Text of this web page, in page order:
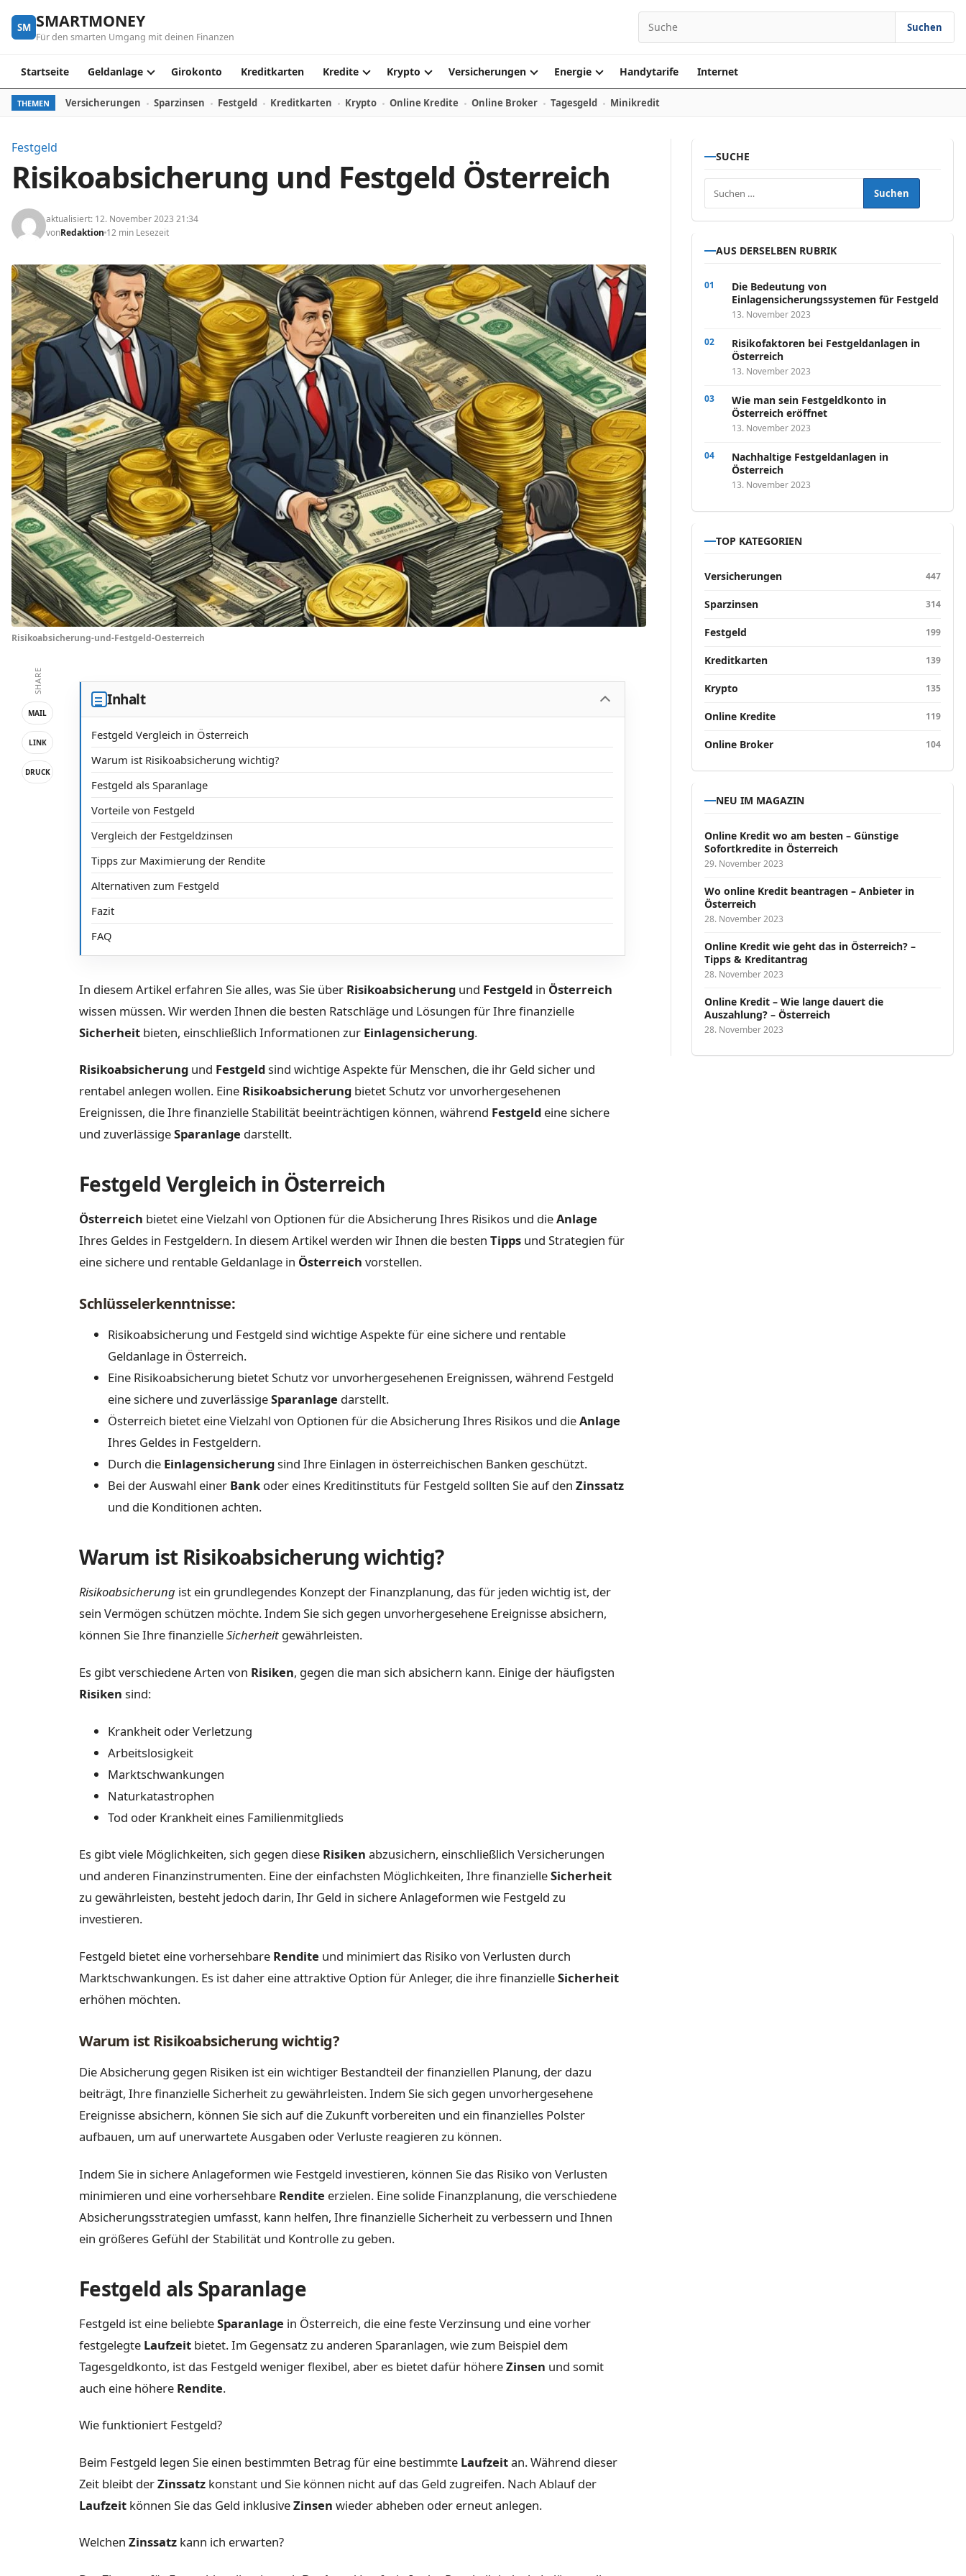
SM SMARTMONEY
Für den smarten Umgang mit deinen Finanzen Search for: Suchen
Startseite Geldanlage Girokonto Kreditkarten Kredite Krypto Versicherungen Energie Handytarife Internet
THEMEN Versicherungen Sparzinsen Festgeld Kreditkarten Krypto Online Kredite Online Broker Tagesgeld Minikredit
Festgeld
Risikoabsicherung und Festgeld Österreich
aktualisiert: 12. November 2023 21:34
vonRedaktion 12 min Lesezeit
Risikoabsicherung-und-Festgeld-Oesterreich
SHARE
MAIL
LINK
DRUCK
Inhalt
Festgeld Vergleich in Österreich
Warum ist Risikoabsicherung wichtig?
Festgeld als Sparanlage
Vorteile von Festgeld
Vergleich der Festgeldzinsen
Tipps zur Maximierung der Rendite
Alternativen zum Festgeld
Fazit
FAQ
In diesem Artikel erfahren Sie alles, was Sie über Risikoabsicherung und Festgeld in Österreich
wissen müssen. Wir werden Ihnen die besten Ratschläge und Lösungen für Ihre finanzielle
Sicherheit bieten, einschließlich Informationen zur Einlagensicherung.
Risikoabsicherung und Festgeldsind wichtige Aspekte für Menschen, die ihr Geld sicher und
rentabel anlegen wollen. Eine Risikoabsicherung bietet Schutz vor unvorhergesehenen
Ereignissen, die Ihre finanzielle Stabilität beeinträchtigen können, während Festgeld eine sichere
und zuverlässigeSparanlage darstellt.
Festgeld Vergleich in Österreich
Österreich bietet eine Vielzahl von Optionen für die Absicherung Ihres Risikos und dieAnlage
Ihres Geldes in Festgeldern. In diesem Artikel werden wir Ihnen die besten Tipps und Strategien für
eine sichere und rentable Geldanlage in Österreich vorstellen.
Schlüsselerkenntnisse:
Risikoabsicherung und Festgeld sind wichtige Aspekte für eine sichere und rentable
Geldanlage in Österreich.
Eine Risikoabsicherung bietet Schutz vor unvorhergesehenen Ereignissen, während Festgeld
eine sichere und zuverlässigeSparanlage darstellt.
Österreich bietet eine Vielzahl von Optionen für die Absicherung Ihres Risikos und dieAnlage
Ihres Geldes in Festgeldern.
Durch die Einlagensicherungsind Ihre Einlagen in österreichischen Banken geschützt.
Bei der Auswahl einer Bank oder eines Kreditinstituts für Festgeld sollten Sie auf den Zinssatz
und die Konditionen achten.
Warum ist Risikoabsicherung wichtig?
Risikoabsicherung ist ein grundlegendes Konzept der Finanzplanung, das für jeden wichtig ist, der
sein Vermögen schützen möchte. Indem Sie sich gegen unvorhergesehene Ereignisse absichern,
können Sie Ihre finanzielleSicherheit gewährleisten.
Es gibt verschiedene Arten von Risiken, gegen die man sich absichern kann. Einige der häufigsten
Risiken sind:
Krankheit oder Verletzung
Arbeitslosigkeit
Marktschwankungen
Naturkatastrophen
Tod oder Krankheit eines Familienmitglieds
Es gibt viele Möglichkeiten, sich gegen diese Risiken abzusichern, einschließlich Versicherungen
und anderen Finanzinstrumenten. Eine der einfachsten Möglichkeiten, Ihre finanzielleSicherheit
zu gewährleisten, besteht jedoch darin, Ihr Geld in sichere Anlageformen wie Festgeld zu
investieren.
Festgeld bietet eine vorhersehbare Rendite und minimiert das Risiko von Verlusten durch
Marktschwankungen. Es ist daher eine attraktive Option für Anleger, die ihre finanzielleSicherheit
erhöhen möchten.
Warum ist Risikoabsicherung wichtig?
Die Absicherung gegen Risiken ist ein wichtiger Bestandteil der finanziellen Planung, der dazu
beiträgt, Ihre finanzielle Sicherheit zu gewährleisten. Indem Sie sich gegen unvorhergesehene
Ereignisse absichern, können Sie sich auf die Zukunft vorbereiten und ein finanzielles Polster
aufbauen, um auf unerwartete Ausgaben oder Verluste reagieren zu können.
Indem Sie in sichere Anlageformen wie Festgeld investieren, können Sie das Risiko von Verlusten
minimieren und eine vorhersehbare Rendite erzielen. Eine solide Finanzplanung, die verschiedene
Absicherungsstrategien umfasst, kann helfen, Ihre finanzielle Sicherheit zu verbessern und Ihnen
ein größeres Gefühl der Stabilität und Kontrolle zu geben.
Festgeld als Sparanlage
Festgeld ist eine beliebteSparanlage in Österreich, die eine feste Verzinsung und eine vorher
festgelegte Laufzeit bietet. Im Gegensatz zu anderen Sparanlagen, wie zum Beispiel dem
Tagesgeldkonto, ist das Festgeld weniger flexibel, aber es bietet dafür höhereZinsen und somit
auch eine höhere Rendite.
Wie funktioniert Festgeld?
Beim Festgeld legen Sie einen bestimmten Betrag für eine bestimmte Laufzeitan. Während dieser
Zeit bleibt derZinssatz konstant und Sie können nicht auf das Geld zugreifen. Nach Ablauf der
Laufzeit können Sie das Geld inklusiveZinsen wieder abheben oder erneut anlegen.
Welchen Zinssatz kann ich erwarten?
SUCHE
Suchen nach:
AUS DERSELBEN RUBRIK
Die Bedeutung von
Einlagensicherungssystemen für Festgeld
13. November 2023
Risikofaktoren bei Festgeldanlagen in
Österreich
13. November 2023
Wie man sein Festgeldkonto in
Österreich eröffnet
13. November 2023
Nachhaltige Festgeldanlagen in
Österreich
13. November 2023
TOP KATEGORIEN
Versicherungen 447
Sparzinsen 314
Festgeld 199
Kreditkarten 139
Krypto 135
Online Kredite 119
Online Broker 104
NEU IM MAGAZIN
Online Kredit wo am besten – Günstige
Sofortkredite in Österreich
29. November 2023
Wo online Kredit beantragen – Anbieter in
Österreich
28. November 2023
Online Kredit wie geht das in Österreich? –
Tipps & Kreditantrag
28. November 2023
Online Kredit – Wie lange dauert die
Auszahlung? – Österreich
28. November 2023